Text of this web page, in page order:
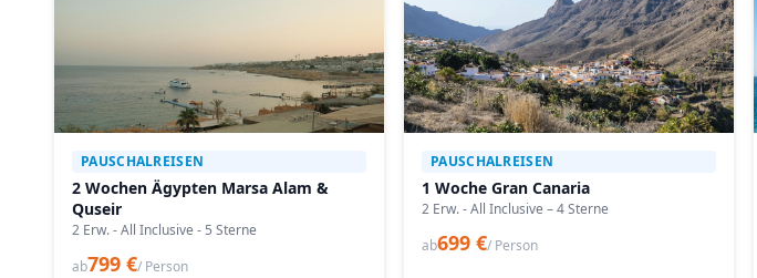
PAUSCHALREISEN
2 Wochen Ägypten Marsa Alam &
Quseir
2 Erw. - All Inclusive - 5 Sterne
ab799 €/ Person
PAUSCHALREISEN
1 Woche Gran Canaria
2 Erw. - All Inclusive – 4 Sterne
ab699 €/ Person